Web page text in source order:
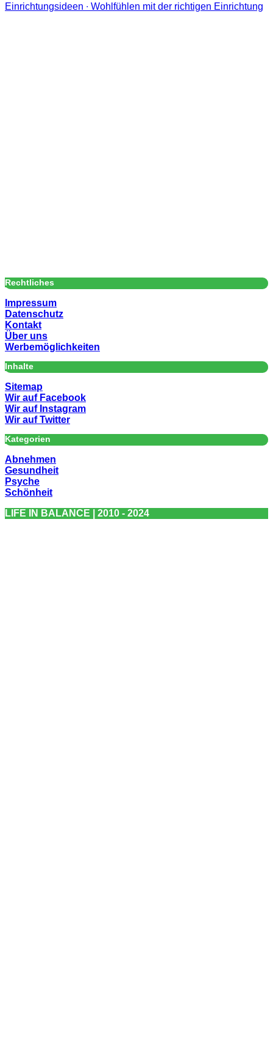
Einrichtungsideen ∙ Wohlfühlen mit der richtigen Einrichtung
Rechtliches
Impressum
Datenschutz
Kontakt
Über uns
Werbemöglichkeiten
Inhalte
Sitemap
Wir auf Facebook
Wir auf Instagram
Wir auf Twitter
Kategorien
Abnehmen
Gesundheit
Psyche
Schönheit
LIFE IN BALANCE | 2010 - 2024